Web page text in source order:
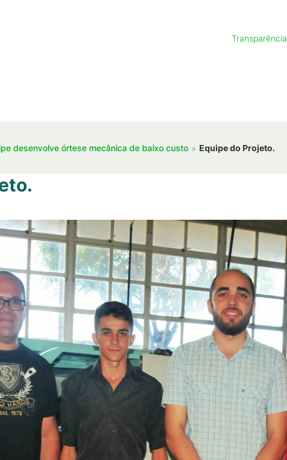
Transparência
desenvolve órtese mecânica de baixo custo Equipe do Projeto.